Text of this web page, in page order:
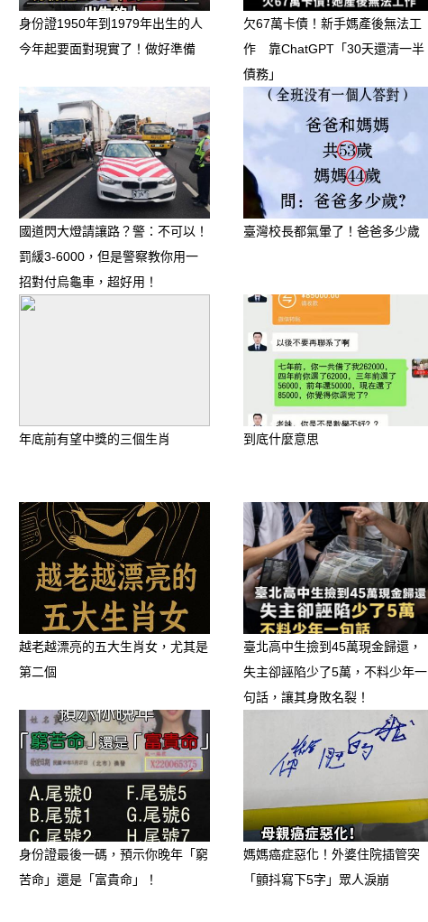
身份證1950年到1979年出生的人
今年起要面對現實了！做好準備
欠67萬卡債！新手媽產後無法工
作 靠ChatGPT「30天還清一半
債務」
國道閃大燈請讓路？警：不可以！
罰緩3-6000，但是警察教你用一
招對付烏龜車，超好用！
臺灣校長都氣暈了！爸爸多少歲
年底前有望中獎的三個生肖 到底什麼意思
越老越漂亮的五大生肖女，尤其是
第二個
臺北高中生撿到45萬現金歸還，
失主卻誣陷少了5萬，不料少年一
句話，讓其身敗名裂！
身份證最後一碼，預示你晚年「窮
苦命」還是「富貴命」！
媽媽癌症惡化！外婆住院插管突
「顫抖寫下5字」眾人淚崩